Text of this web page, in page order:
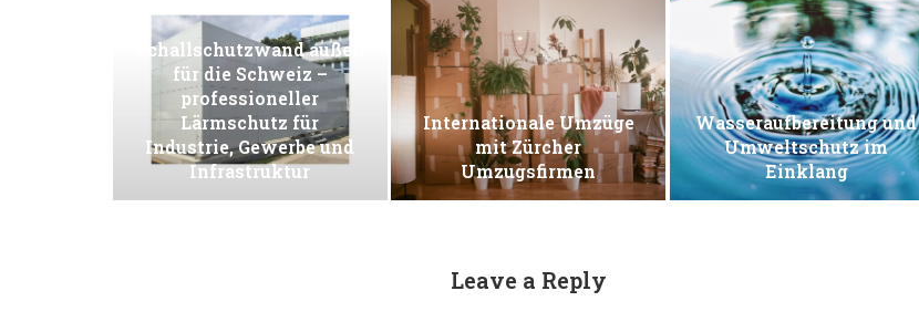
Schallschutzwand außen
für die Schweiz –
professioneller
Lärmschutz für
Industrie, Gewerbe und
Infrastruktur
Internationale Umzüge
mit Zürcher
Umzugsfirmen
Wasseraufbereitung und
Umweltschutz im
Einklang
Leave a Reply